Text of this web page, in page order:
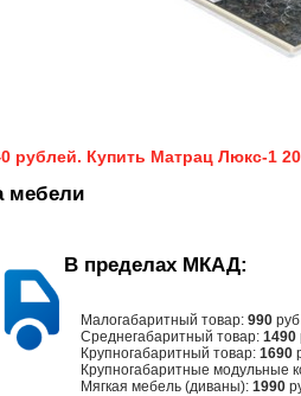
рублей. Купить Матрац Люкс-1
мебели
В пределах МКАД:
Малогабаритный товар: 990 руб
Среднегабаритный товар: 1490
Крупногабаритный товар: 1690
Крупногабаритные модульные
Мягкая мебель (диваны): 1990